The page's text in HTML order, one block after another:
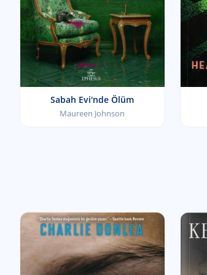
Sabah Evi'nde Ölüm
Maureen Johnson